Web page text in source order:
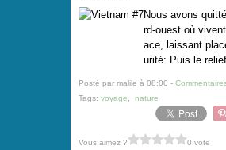
Nous avons
rd-ouest où
ace, laissant
urité: Puis le
Posté par malile à 08:00 -
Tags: voyage nature
Vous aimez ? 0 vote